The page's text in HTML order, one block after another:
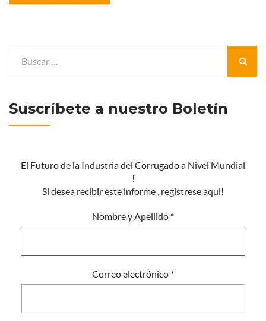
Suscríbete a nuestro Boletín
El Futuro de la Industria del Corrugado a Nivel Mundial
!
Si desea recibir este informe , registrese aqui!
Nombre y Apellido *
Correo electrónico *